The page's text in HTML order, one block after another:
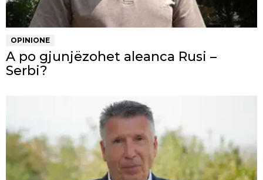
OPINIONE
A po gjunjëzohet aleanca Rusi –
Serbi?